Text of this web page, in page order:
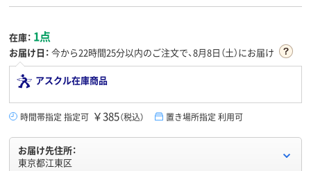
在庫： 1点
お届け日： 今から22時間25分以内のご注文で、8月8日（土）にお届け
アスクル在庫商品
時間帯指定 指定可 ￥385（税込） 置き場所指定 利用可
お届け先住所：
東京都江東区